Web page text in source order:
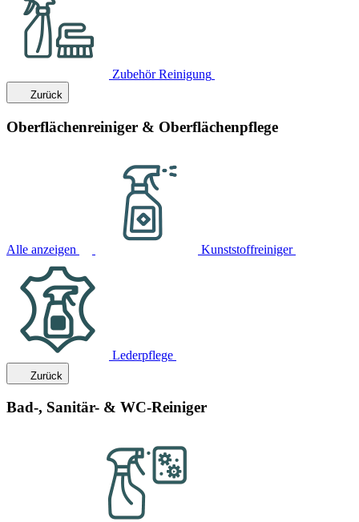
Zubehör Reinigung
Zurück
Oberflächenreiniger & Oberflächenpflege
Alle anzeigen Kunststoffreiniger
Lederpflege
Zurück
Bad-, Sanitär- & WC-Reiniger